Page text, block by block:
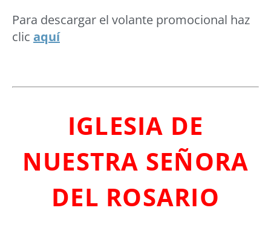
Para descargar el volante promocional haz
clic aquí
IGLESIA DE
NUESTRA SEÑORA
DEL ROSARIO